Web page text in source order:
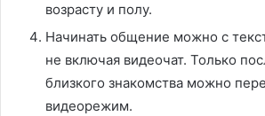
возрасту и полу.
Начинать общение можно с
не включая видеочат. Только
близкого знакомства можно
видеорежим.